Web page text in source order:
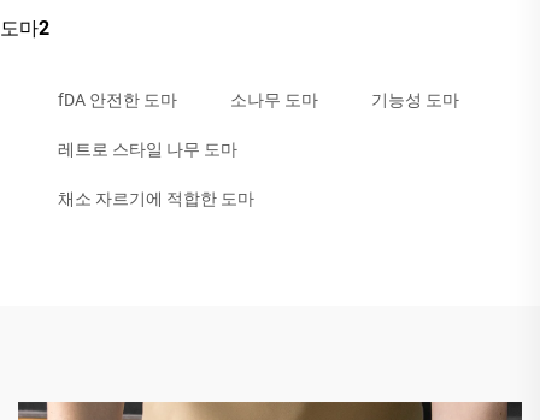
도마2
fDA 안전한 도마 소나무 도마 기능성 도마
레트로 스타일 나무 도마
채소 자르기에 적합한 도마